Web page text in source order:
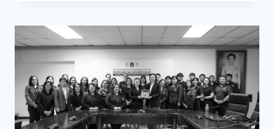
ร่วม
กับ
ศูนย์
แนะแนว
การ
ศึกษา
และ
อาชีพ